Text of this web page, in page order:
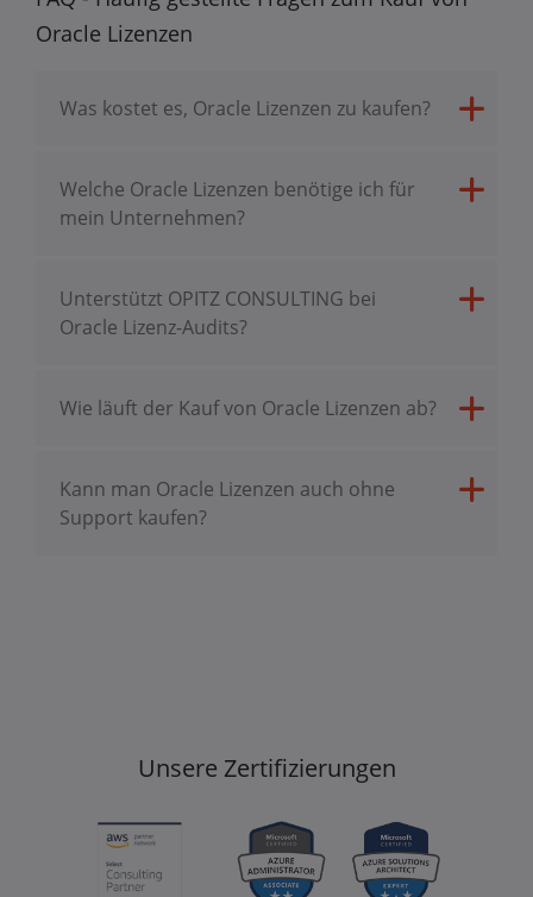
Oracle Lizenzen
Was kostet es, Oracle Lizenzen zu kaufen?
Welche Oracle Lizenzen benötige ich für
mein Unternehmen?
Unterstützt OPITZ CONSULTING bei
Oracle Lizenz-Audits?
Wie läuft der Kauf von Oracle Lizenzen ab?
Kann man Oracle Lizenzen auch ohne
Support kaufen?
Unsere Zertifizierungen